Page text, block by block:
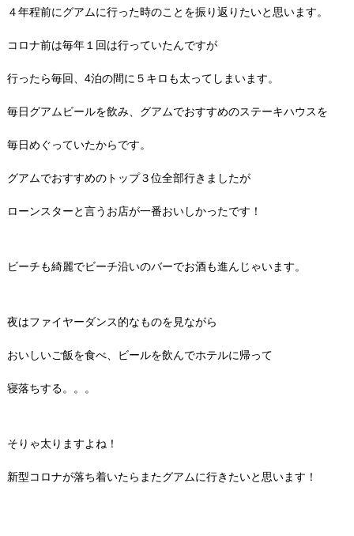
４年程前にグアムに行った時のことを振り返りたいと思います。
コロナ前は毎年１回は行っていたんですが
行ったら毎回、4泊の間に５キロも太ってしまいます。
毎日グアムビールを飲み、グアムでおすすめのステーキハウスを
毎日めぐっていたからです。
グアムでおすすめのトップ３位全部行きましたが
ローンスターと言うお店が一番おいしかったです！
ビーチも綺麗でビーチ沿いのバーでお酒も進んじゃいます。
夜はファイヤーダンス的なものを見ながら
おいしいご飯を食べ、ビールを飲んでホテルに帰って
寝落ちする。。。
そりゃ太りますよね！
新型コロナが落ち着いたらまたグアムに行きたいと思います！